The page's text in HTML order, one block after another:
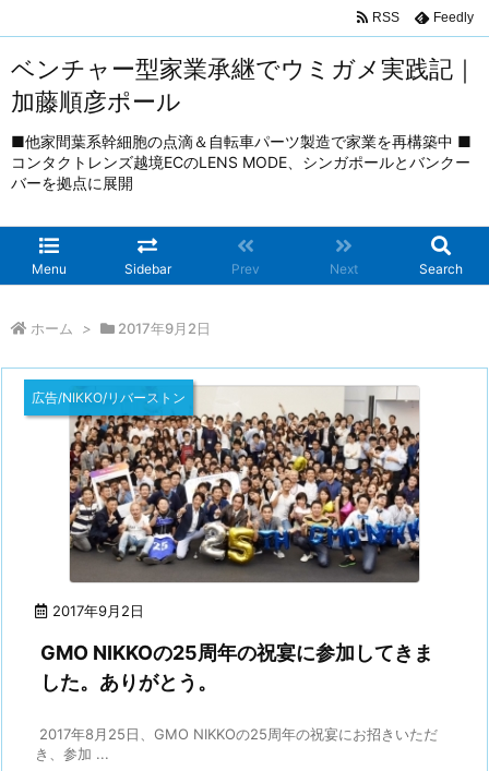
ベンチャー型家業承継でウミガメ実践記｜
加藤順彦ポール
■他家間葉系幹細胞の点滴＆自転車パーツ製造で家業を再構築中 ■
コンタクトレンズ越境ECのLENS MODE、シンガポールとバンクー
バーを拠点に展開
Menu Sidebar Prev Next Search
RSS Feedly
ホーム > 2017年9月2日
2017年9月2日
広告/NIKKO/リバーストン
GMO NIKKOの25周年の祝宴に参加してきま
した。ありがとう。
2017年8月25日、GMO NIKKOの25周年の祝宴にお招きいただ
き、参加 ...